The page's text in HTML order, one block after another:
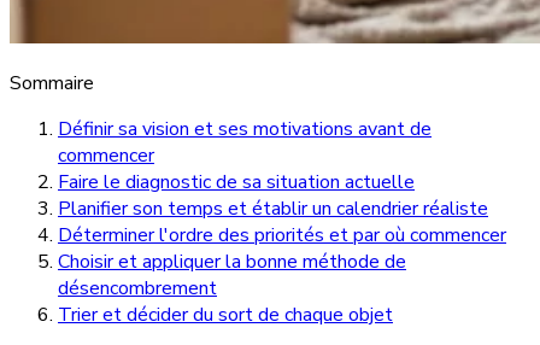
Sommaire
Définir sa vision et ses motivations avant de
commencer
Faire le diagnostic de sa situation actuelle
Planifier son temps et établir un calendrier réaliste
Déterminer l'ordre des priorités et par où commencer
Choisir et appliquer la bonne méthode de
désencombrement
Trier et décider du sort de chaque objet